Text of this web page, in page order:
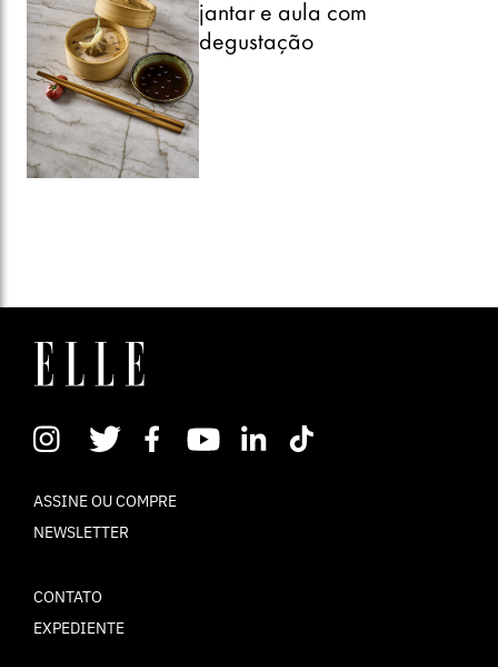
jantar e aula com
degustação
ASSINE OU COMPRE
NEWSLETTER
CONTATO
EXPEDIENTE